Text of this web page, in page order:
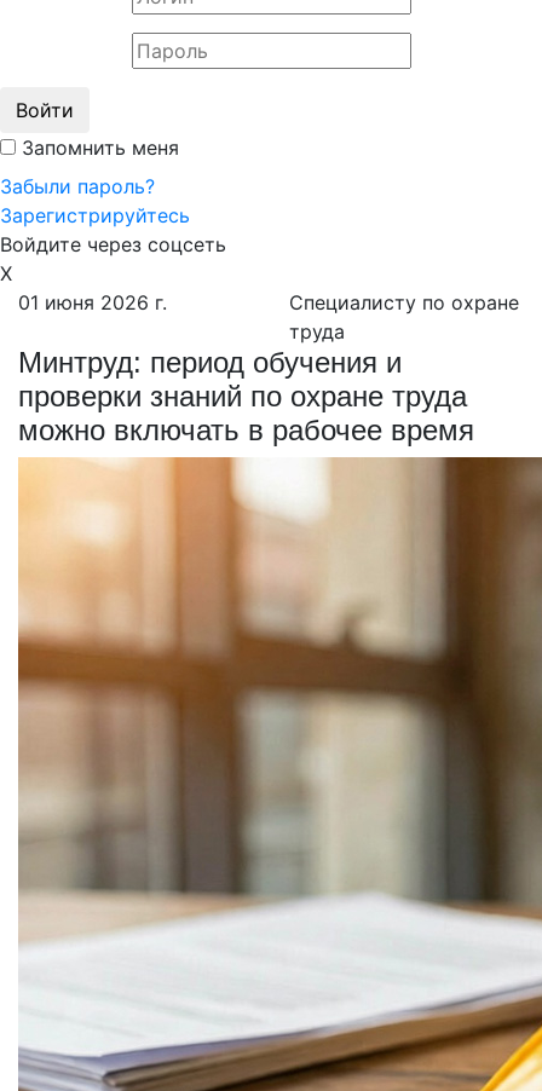
Войти
Запомнить меня
Забыли пароль?
Зарегистрируйтесь
Войдите через соцсеть
X
01 июня 2026 г.
Специалисту по охране
труда
Минтруд: период обучения и
проверки знаний по охране труда
можно включать в рабочее время